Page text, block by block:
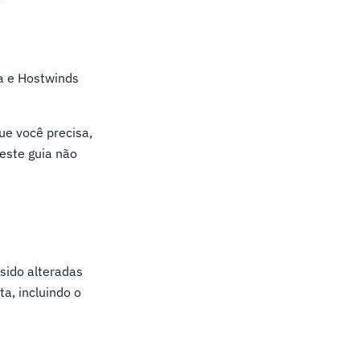
e Hostwinds
você precisa,
guia não
alteradas
incluindo o